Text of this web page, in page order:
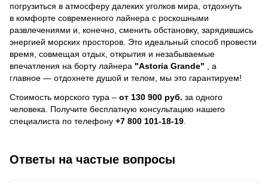
погрузиться в атмосферу далеких уголков мира, отдохнуть
в комфорте современного лайнера с роскошными
развлечениями и, конечно, сменить обстановку, зарядившись
энергией морских просторов. Это идеальный способ провести
время, совмещая отдых, открытия и незабываемые
впечатления на борту лайнера "Astoria Grande"
, a
главное — отдохнете душой и телом, мы это гарантируем!
Стоимость морского тура – от 130 900 руб. за одного
человека. Получите бесплатную консультацию нашего
специалиста по телефону +7 800 101-18-19
Ответы на частые вопросы